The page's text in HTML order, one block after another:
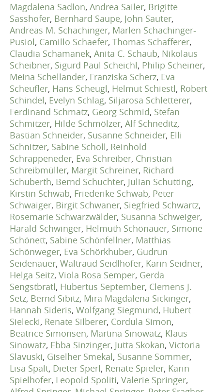
Magdalena Sadlon, Andrea Sailer, Brigitte
Sasshofer, Bernhard Saupe, John Sauter,
Andreas M. Schachinger, Marlen Schachinger-
Pusiol, Camillo Schaefer, Thomas Schafferer,
Claudia Schamanek, Anita C. Schaub, Nikolaus
Scheibner, Sigurd Paul Scheichl, Philip Scheiner,
Meina Schellander, Franziska Scherz, Eva
Scheufler, Hans Scheugl, Helmut Schiestl, Robert
Schindel, Evelyn Schlag, Siljarosa Schletterer,
Ferdinand Schmatz, Georg Schmid, Stefan
Schmitzer, Hilde Schmölzer, Alf Schneditz,
Bastian Schneider, Susanne Schneider, Elli
Schnitzer, Sabine Scholl, Reinhold
Schrappeneder, Eva Schreiber, Christian
Schreibmüller, Margit Schreiner, Richard
Schuberth, Bernd Schuchter, Julian Schutting,
Kirstin Schwab, Friederike Schwab, Peter
Schwaiger, Birgit Schwaner, Siegfried Schwartz,
Rosemarie Schwarzwälder, Susanna Schweiger,
Harald Schwinger, Helmuth Schönauer, Simone
Schönett, Sabine Schönfellner, Matthias
Schönweger, Eva Schörkhuber, Gudrun
Seidenauer, Waltraud Seidlhofer, Karin Seidner,
Helga Seitz, Viola Rosa Semper, Gerda
Sengstbratl, Hubertus September, Clemens J.
Setz, Bernd Sibitz, Mira Magdalena Sickinger,
Hannah Sideris, Wolfgang Siegmund, Hubert
Sielecki, Renate Silberer, Cordula Simon,
Beatrice Simonsen, Martina Sinowatz, Klaus
Sinowatz, Ebba Sinzinger, Jutta Skokan, Victoria
Slavuski, Giselher Smekal, Susanne Sommer,
Lisa Spalt, Dieter Sperl, Renate Spieler, Karin
Spielhofer, Leopold Spoliti, Valerie Springer,